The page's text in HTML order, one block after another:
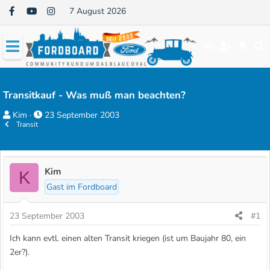
7 August 2026
Transitkauf - Was muß man beachten?
E
t
e
r
Kim
E
t
e
l
l
t
a
m
23 September 2003
Transit
K Kim
Gast im Fordboard
23 September 2003
#1
Ich kann evtl. einen alten Transit kriegen (ist um Baujahr 80, ein
2er?).